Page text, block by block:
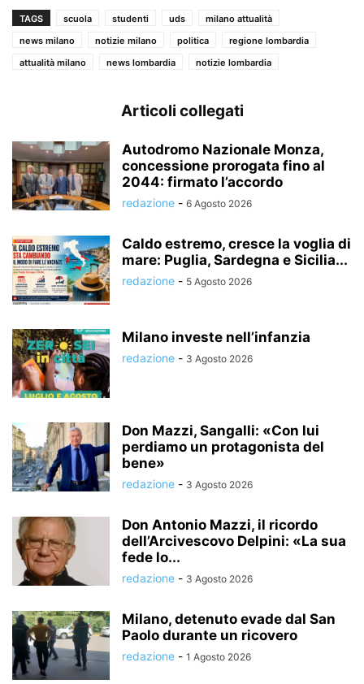
TAGS scuola studenti uds
milano attualità
news milano
notizie milano politica
regione lombardia
attualità milano
news lombardia notizie lombardia
Articoli collegati
Autodromo Nazionale Monza,
concessione prorogata fino al
2044: firmato l’accordo
redazione - 6 Agosto 2026
Caldo estremo, cresce la voglia di
mare: Puglia, Sardegna e Sicilia...
redazione - 5 Agosto 2026
Milano investe nell’infanzia
redazione - 3 Agosto 2026
Don Mazzi, Sangalli: «Con lui
perdiamo un protagonista del
bene»
redazione - 3 Agosto 2026
Don Antonio Mazzi, il ricordo
dell’Arcivescovo Delpini: «La sua
fede lo...
redazione - 3 Agosto 2026
Milano, detenuto evade dal San
Paolo durante un ricovero
redazione - 1 Agosto 2026